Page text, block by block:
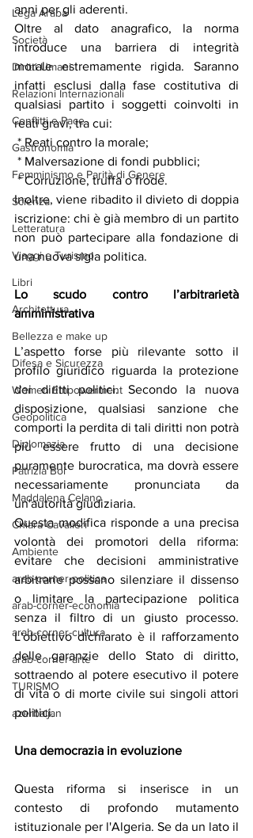
Lega Araba
Società
Diritti Umani
Relazioni Internazionali
Conflitti e Pace
Gastronomia
Femminismo e Parità di Genere
Scienza
Letteratura
Viaggi e Turismo
Libri
Architettura
Bellezza e make up
Difesa e Sicurezza
Women Empowerment
Geopolitica
Diplomazia
Patrizia Boi
Maddalena Celano
Chiara Cavalieri
Ambiente
arab-corner-politica
arab-corner-economia
arab-corner-cultura
arab-corner-arte
TURISMO
azerbaijan
anni per gli aderenti.
Oltre al dato anagrafico, la norma
introduce una barriera di integrità
morale estremamente rigida. Saranno
infatti esclusi dalla fase costitutiva di
qualsiasi partito i soggetti coinvolti in
reati gravi, tra cui:
* Reati contro la morale;
* Malversazione di fondi pubblici;
* Corruzione, truffa o frode.
Inoltre, viene ribadito il divieto di doppia
iscrizione: chi è già membro di un partito
non può partecipare alla fondazione di
una nuova sigla politica.
Lo scudo contro l’arbitrarietà
amministrativa
L’aspetto forse più rilevante sotto il
profilo giuridico riguarda la protezione
dei diritti politici. Secondo la nuova
disposizione, qualsiasi sanzione che
comporti la perdita di tali diritti non potrà
più essere frutto di una decisione
puramente burocratica, ma dovrà essere
necessariamente pronunciata da
un'autorità giudiziaria.
Questa modifica risponde a una precisa
volontà dei promotori della riforma:
evitare che decisioni amministrative
arbitrarie possano silenziare il dissenso
o limitare la partecipazione politica
senza il filtro di un giusto processo.
L'obiettivo dichiarato è il rafforzamento
delle garanzie dello Stato di diritto,
sottraendo al potere esecutivo il potere
di vita o di morte civile sui singoli attori
politici.
Una democrazia in evoluzione
Questa riforma si inserisce in un
contesto di profondo mutamento
istituzionale per l'Algeria. Se da un lato il